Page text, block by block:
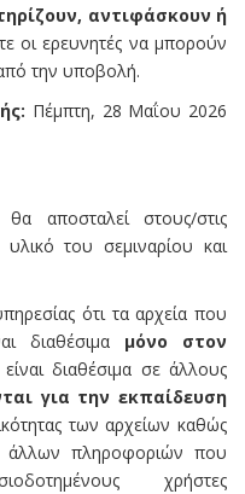
αντιφάσκουν ή
οι ερευνητές να μπορούν
την υποβολή.
Πέμπτη, 28 Μαΐου 2026
αποσταλεί στους/στις
του σεμιναρίου και
ότι τα αρχεία που
διαθέσιμα μόνο στον
διαθέσιμα σε άλλους
για την εκπαίδευση
των αρχείων καθώς
άλλων πληροφοριών που
χρήστες